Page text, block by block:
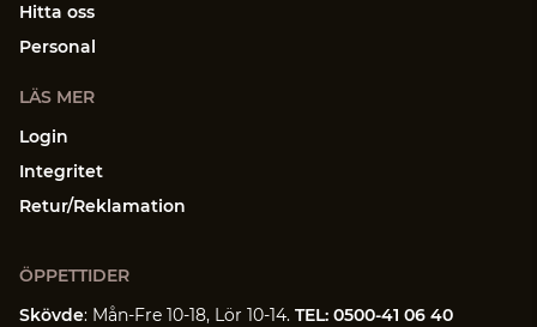
Hitta oss
Personal
LÄS MER
Login
Integritet
Retur/Reklamation
ÖPPETTIDER
Skövde: Mån-Fre 10-18, Lör 10-14. TEL: 0500-41 06 40